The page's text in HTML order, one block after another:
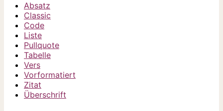
Absatz
Classic
Code
Liste
Pullquote
Tabelle
Vers
Vorformatiert
Zitat
Überschrift